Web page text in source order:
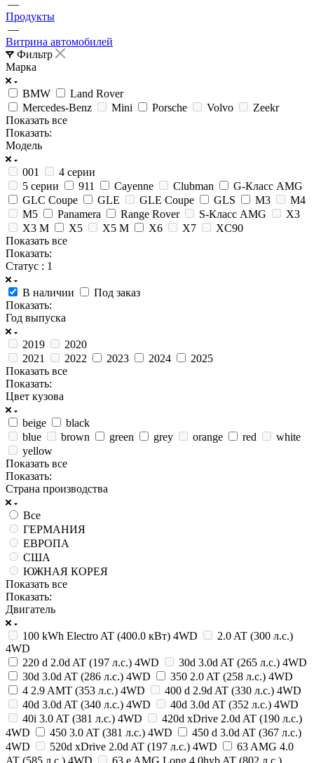
—
Продукты
—
Витрина автомобилей
Фильтр
Марка
BMW
Land Rover
Mercedes-Benz
Mini Porsche Volvo
Zeekr
Показать все
Показать:
Модель
001
4 серии
5 серии
911 Cayenne Clubman
G-Класс AMG
GLC Coupe
GLE GLE Coupe GLS M3
M4
M5
Panamera Range Rover S-Класс AMG
X3
X3 M
X5 X5 M X6 X7
XC90
Показать все
Показать:
Статус : 1
В наличии
Под заказ
Показать:
Год выпуска
2019
2020
2021
2022 2023 2024
2025
Показать все
Показать:
Цвет кузова
beige
black
blue
brown green grey orange red
white
yellow
Показать все
Показать:
Страна производства
Все
ГЕРМАНИЯ
ЕВРОПА
США
ЮЖНАЯ КОРЕЯ
Показать все
Показать:
Двигатель
100 kWh Electro AT (400.0 кВт) 4WD
2.0 AT (300 л.с.)
4WD
220 d 2.0d AT (197 л.с.) 4WD
30d 3.0d AT (265 л.с.) 4WD
30d 3.0d AT (286 л.с.) 4WD
350 2.0 AT (258 л.с.) 4WD
4 2.9 AMT (353 л.с.) 4WD
400 d 2.9d AT (330 л.с.) 4WD
40d 3.0d AT (340 л.с.) 4WD
40d 3.0d AT (352 л.с.) 4WD
40i 3.0 AT (381 л.с.) 4WD
420d xDrive 2.0d AT (190 л.с.)
4WD
450 3.0 AT (381 л.с.) 4WD
450 d 3.0d AT (367 л.с.)
4WD
520d xDrive 2.0d AT (197 л.с.) 4WD
63 AMG 4.0
AT (585 л.с.) 4WD
63 e AMG Long 4.0hyb AT (802 л.с.)